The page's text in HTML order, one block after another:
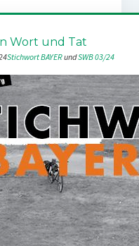
Wort und Tat
Stichwort BAYER und SWB 03/24